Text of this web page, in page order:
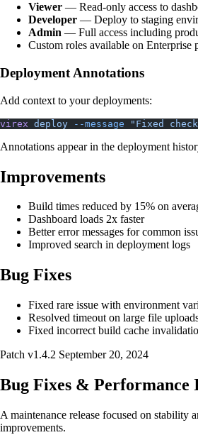
Viewer — Read-only access to
Developer — Deploy to staging
Admin — Full access including
Custom roles available on Enterprise
Deployment Annotations
Add context to your deployments:
virex deploy --message "Fixed
Annotations appear in the deployment
Improvements
Build times reduced by 15% on
Dashboard loads 2x faster
Better error messages for common
Improved search in deployment logs
Bug Fixes
Fixed rare issue with environment
Resolved timeout on large file
Fixed incorrect build cache
Patch v1.4.2 September 20, 2024
Bug Fixes & Performance
A maintenance release focused on stability
improvements.